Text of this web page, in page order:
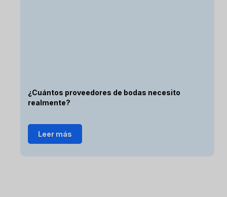
¿Cuántos proveedores de bodas necesito
realmente?
Leer más